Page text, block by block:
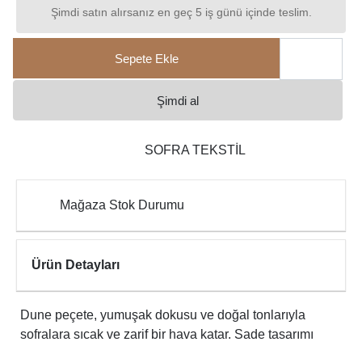
Şimdi satın alırsanız en geç 5 iş günü içinde teslim.
Sepete Ekle
Şimdi al
SOFRA TEKSTİL
Mağaza Stok Durumu
Ürün Detayları
Dune peçete, yumuşak dokusu ve doğal tonlarıyla
sofralara sıcak ve zarif bir hava katar. Sade tasarımı